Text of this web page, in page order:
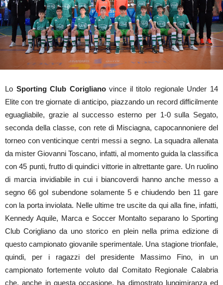
Lo Sporting Club Coriglianovince il titolo regionale Under 14
Elite con tre giornate di anticipo, piazzando un record difficilmente
eguagliabile, grazie al successo esterno per 1-0 sulla Segato,
seconda della classe, con rete di Misciagna, capocannoniere del
torneo con venticinque centri messi a segno. La squadra allenata
da mister Giovanni Toscano, infatti, al momento guida la classifica
con 45 punti, frutto di quindici vittorie in altrettante gare. Un ruolino
di marcia invidiabile in cui i biancoverdi hanno anche messo a
segno 66 gol subendone solamente 5 e chiudendo ben 11 gare
con la porta inviolata. Nelle ultime tre uscite da qui alla fine, infatti,
Kennedy Aquile, Marca e Soccer Montalto separano lo Sporting
Club Corigliano da uno storico en plein nella prima edizione di
questo campionato giovanile sperimentale. Una stagione trionfale,
quindi, per i ragazzi del presidente Massimo Fino, in un
campionato fortemente voluto dal Comitato Regionale Calabria
che, anche in questa occasione, ha dimostrato lungimiranza ed